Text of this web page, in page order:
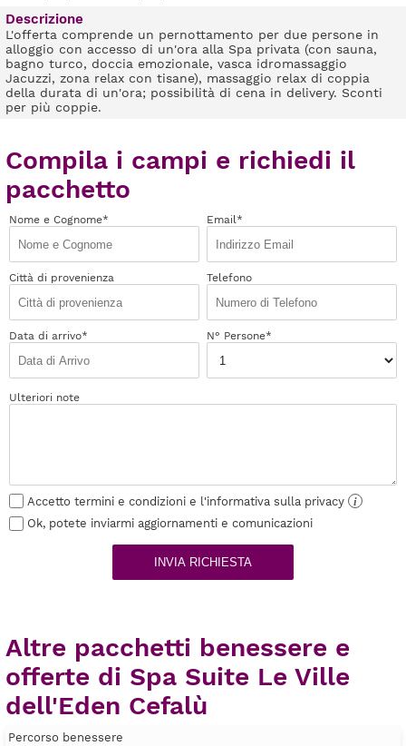
Descrizione
L'offerta comprende un pernottamento per due persone in
alloggio con accesso di un'ora alla Spa privata (con sauna,
bagno turco, doccia emozionale, vasca idromassaggio
Jacuzzi, zona relax con tisane), massaggio relax di coppia
della durata di un'ora; possibilità di cena in delivery. Sconti
per più coppie.
Compila i campi e richiedi il
pacchetto
Nome e Cognome* Email*
Città di provenienza Telefono
Data di arrivo* N° Persone*
Ulteriori note
Accetto termini e condizioni e l'informativa sulla privacy
i
Ok, potete inviarmi aggiornamenti e comunicazioni
INVIA RICHIESTA
Altre pacchetti benessere e
offerte di Spa Suite Le Ville
dell'Eden Cefalù
Percorso benessere